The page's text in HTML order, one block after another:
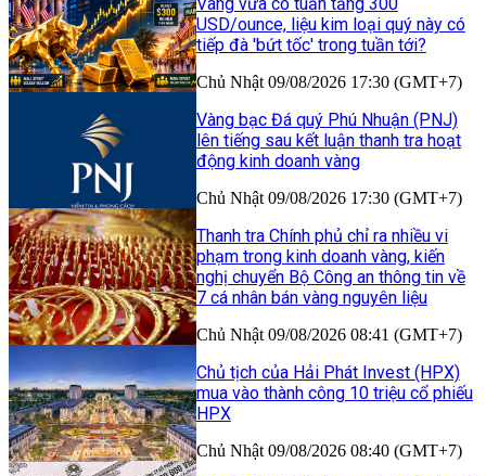
USD/ounce, liệu kim loại quý này có
tiếp đà 'bứt tốc' trong tuần tới?
Chủ Nhật 09/08/2026 17:30 (GMT+7)
Vàng bạc Đá quý Phú Nhuận (PNJ)
lên tiếng sau kết luận thanh tra hoạt
động kinh doanh vàng
Chủ Nhật 09/08/2026 17:30 (GMT+7)
Thanh tra Chính phủ chỉ ra nhiều vi
phạm trong kinh doanh vàng, kiến
nghị chuyển Bộ Công an thông tin về
7 cá nhân bán vàng nguyên liệu
Chủ Nhật 09/08/2026 08:41 (GMT+7)
Chủ tịch của Hải Phát Invest (HPX)
mua vào thành công 10 triệu cổ phiếu
HPX
Chủ Nhật 09/08/2026 08:40 (GMT+7)